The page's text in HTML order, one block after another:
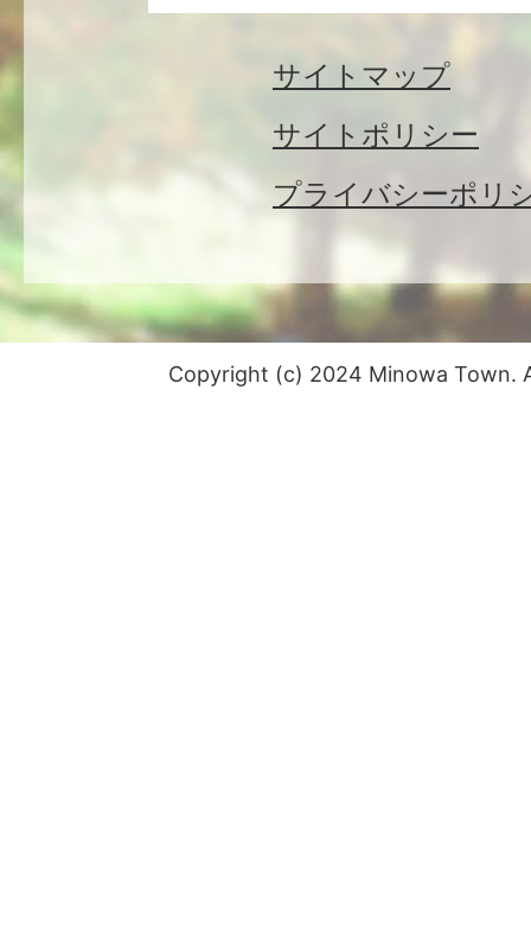
サイトマップ
サイトポリシー
プライバシーポリ
Copyright (c) 2024 Minowa Town.